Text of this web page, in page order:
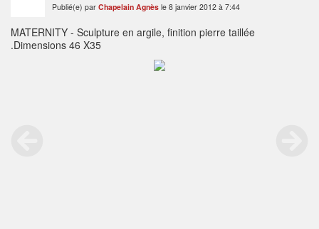
Publié(e) par Chapelain Agnès le 8 janvier 2012 à 7:44
MATERNITY - Sculpture en argile, finition pierre taillée
.Dimensions 46 X35